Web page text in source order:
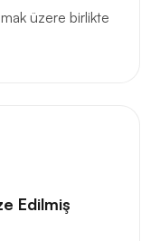
üzere birlikte
Edilmiş